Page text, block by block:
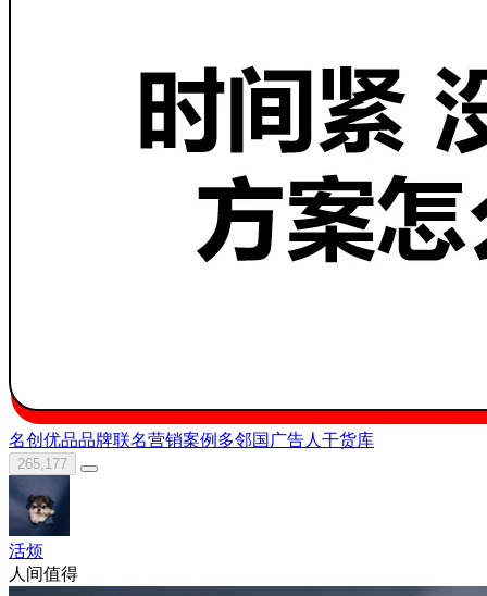
名创优品品牌联名营销案例 多邻国 广告人干货库
265,177
活烦
人间值得